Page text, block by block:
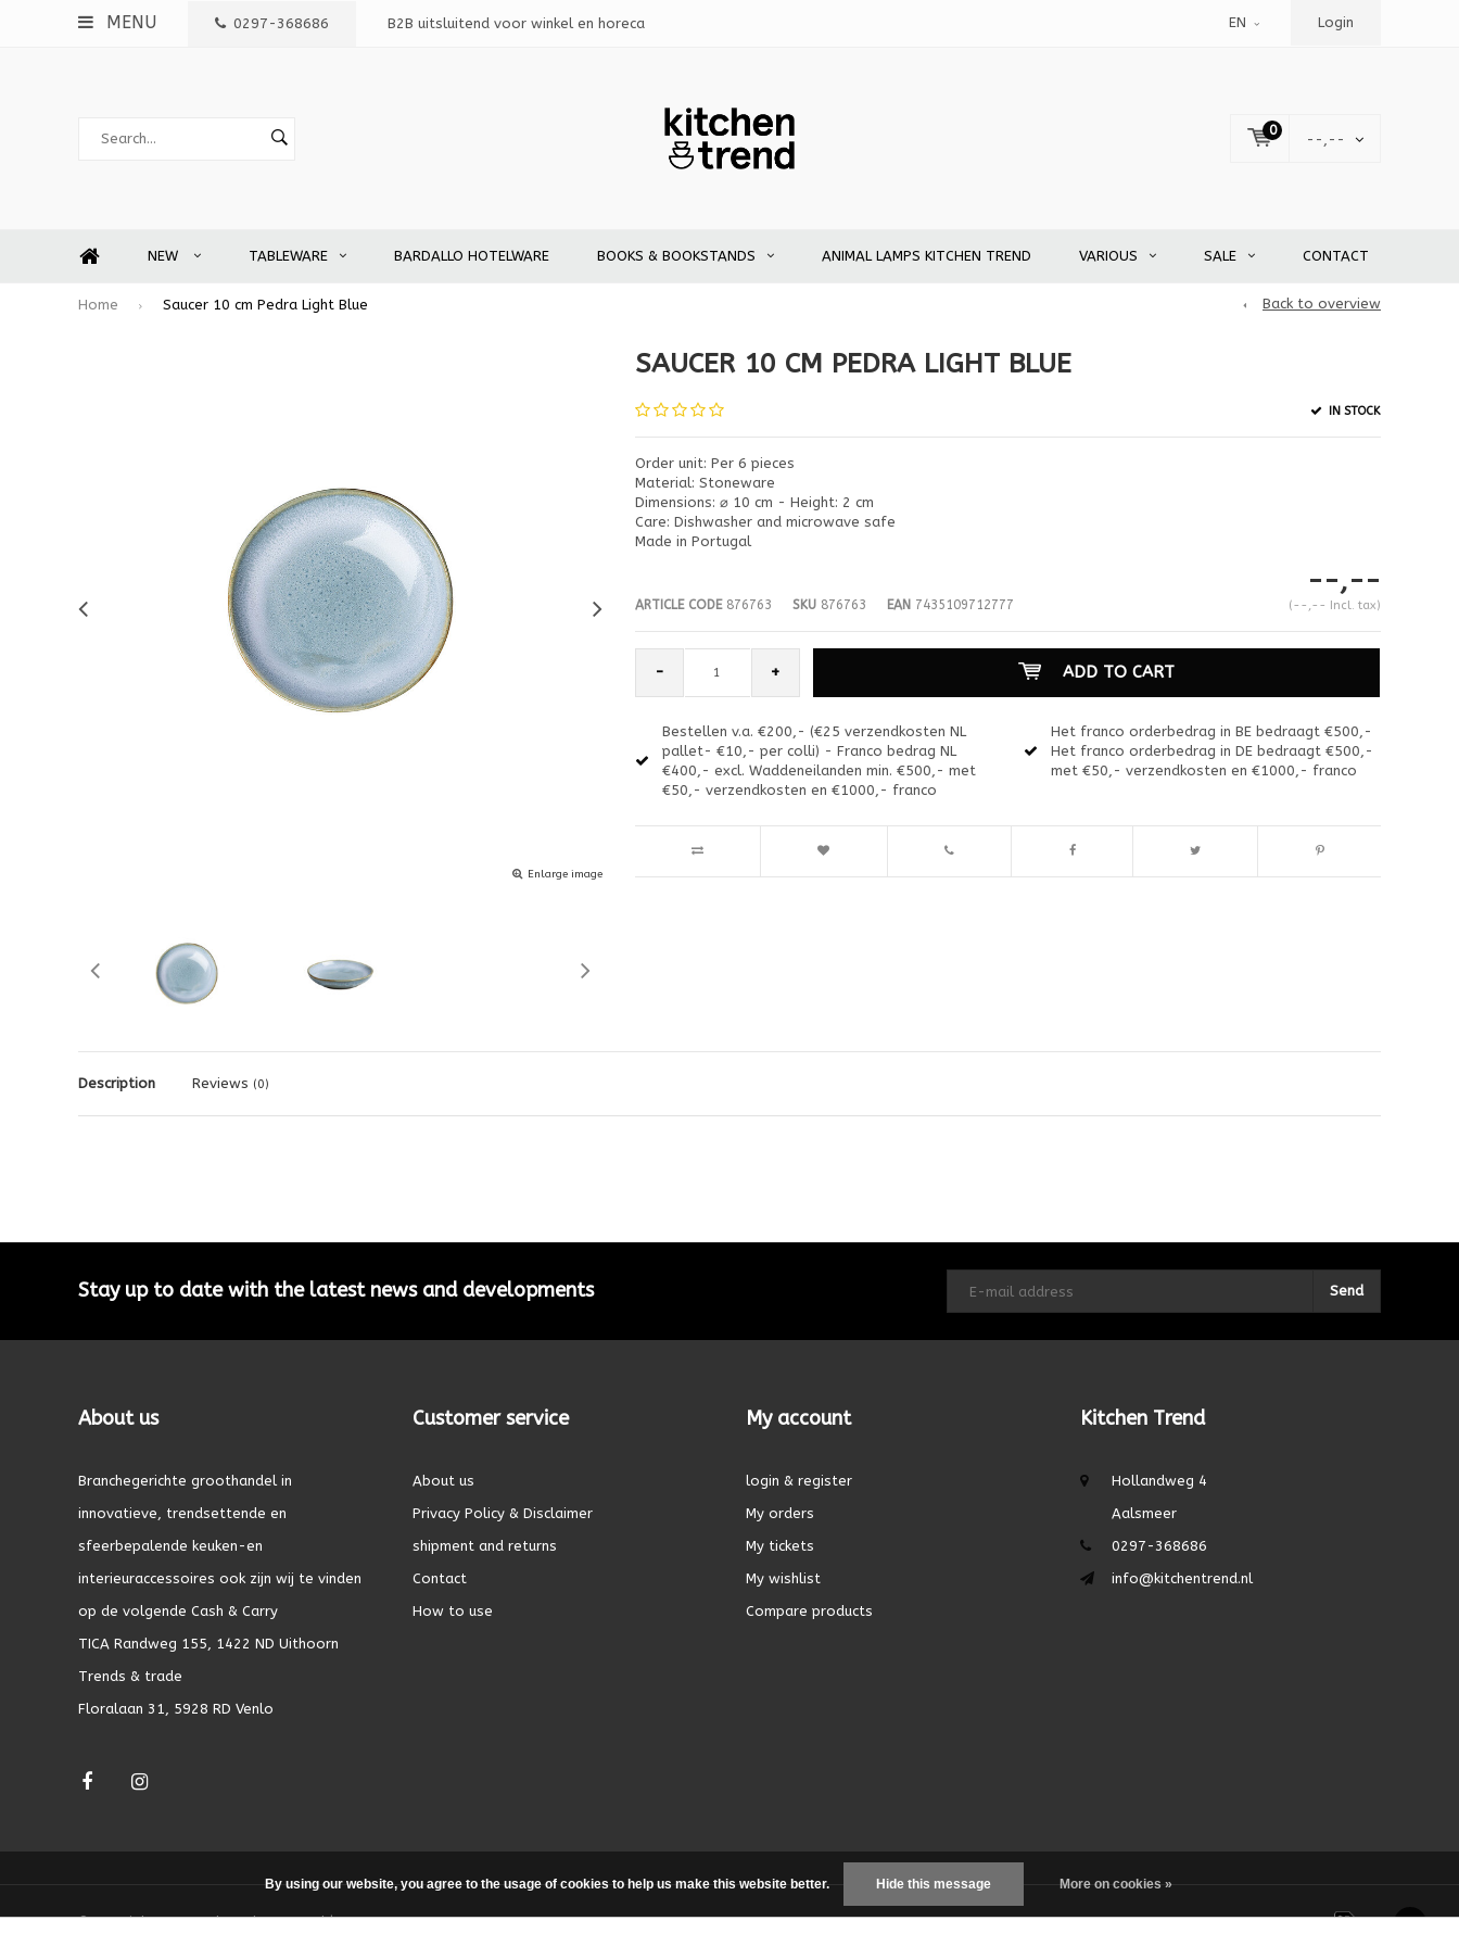
MENU 0297-368686 B2B uitsluitend voor winkel en horeca EN Login
0
--,--
NEW TABLEWARE BARDALLO HOTELWARE BOOKS & BOOKSTANDS ANIMAL LAMPS KITCHEN TREND VARIOUS SALE CONTACT
Home Saucer 10 cm Pedra Light Blue Back to overview
Enlarge image Enlarge image
SAUCER 10 CM PEDRA LIGHT BLUE
IN STOCK
Order unit: Per 6 pieces
Material: Stoneware
Dimensions: ⌀ 10 cm - Height: 2 cm
Care: Dishwasher and microwave safe
Made in Portugal
ARTICLE CODE876763 SKU876763 EAN7435109712777
--,--
(--,-- Incl. tax)
- + ADD TO CART
Bestellen v.a. €200,- (€25 verzendkosten NL
pallet- €10,- per colli) - Franco bedrag NL
€400,- excl. Waddeneilanden min. €500,- met
€50,- verzendkosten en €1000,- franco
Het franco orderbedrag in BE bedraagt €500,-
Het franco orderbedrag in DE bedraagt €500,-
met €50,- verzendkosten en €1000,- franco
Description Reviews (0)
Stay up to date with the latest news and developments Send
About us
Branchegerichte groothandel in
innovatieve, trendsettende en
sfeerbepalende keuken-en
interieuraccessoires ook zijn wij te vinden
op de volgende Cash & Carry
TICA Randweg 155, 1422 ND Uithoorn
Trends & trade
Floralaan 31, 5928 RD Venlo
Customer service
About us
Privacy Policy & Disclaimer
shipment and returns
Contact
How to use
My account
login & register
My orders
My tickets
My wishlist
Compare products
Kitchen Trend
Hollandweg 4
Aalsmeer
0297-368686
info@kitchentrend.nl
© Copyright 2026 - Theme byDMWS.nl|
By using our website, you agree to the usage of cookies to help us make this website better. Hide this message More on cookies »